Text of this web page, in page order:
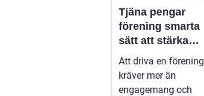
Tjäna pengar
förening smarta
sätt att stärka
kassan utan
krångel
Att driva en förening
kräver mer än
engagemang och